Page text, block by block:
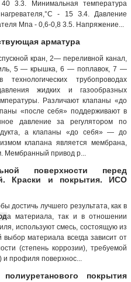
3.3. Минимальная температура
- 15 З.4. Давление
Мпа - 0,6-0,8 3.5. Напряжение...
арматура
кран, 2— переливной канал,
5 — крышка, 6 — поплавок, 7 —
трубопроводах
жидких и газообразных
Различают клапаны «до
«после себя» поддерживают в
давление за регулятором по
а клапаны «до себя» — до
клапана является мембрана,
Мембранный привод р...
поверхности перед
Краски и покрытия. ИСО
достичь лучшего результата, как в
а материала, так и в отношении
используют смесь, состоящую из
материала всегда зависит от
(степень коррозии), требуемой
и профиля поверхнос...
покрытия